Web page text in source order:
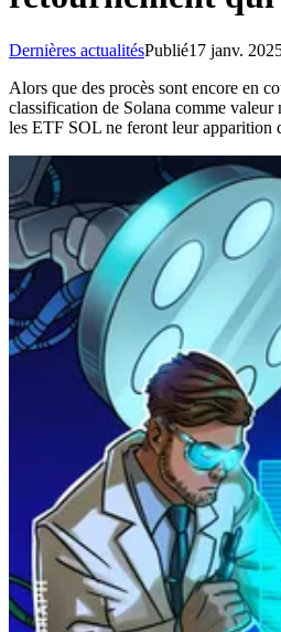
Dernières actualitésPublié17 janv.
Alors que des procès sont encore en
classification de Solana comme
les ETF SOL ne feront leur apparition